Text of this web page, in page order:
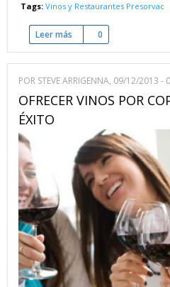
Tags: Vinos y Restaurantes Presorvac
Leer más sobre Sistema de alta
0
POR STEVE ARRIGENNA, 09/12/2013 -
OFRECER VINOS POR
ÉXITO